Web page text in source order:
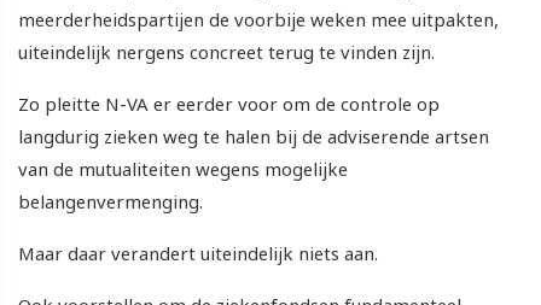
meerderheidspartijen de voorbije weken mee uitpakten,
uiteindelijk nergens concreet terug te vinden zijn.
Zo pleitte N-VA er eerder voor om de controle op
langdurig zieken weg te halen bij de adviserende artsen
van de mutualiteiten wegens mogelijke
belangenvermenging.
Maar daar verandert uiteindelijk niets aan.